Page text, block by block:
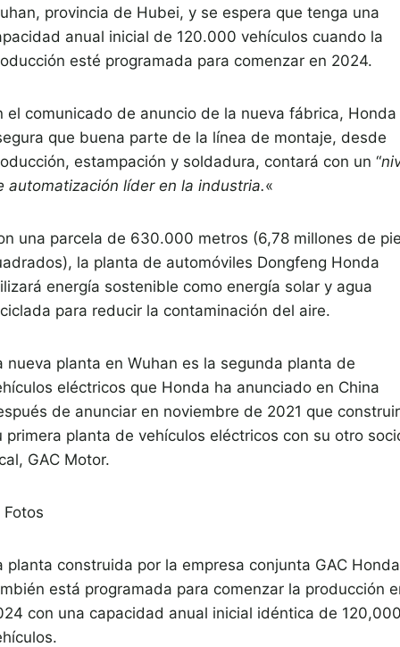
provincia de Hubei, y se espera que tenga una
anual inicial de 120.000 vehículos cuando la
esté programada para comenzar en 2024.
el comunicado de anuncio de la nueva fábrica, Honda
que buena parte de la línea de montaje, desde
estampación y soldadura, contará con un “
automatización líder en la industria.«
una parcela de 630.000 metros (6,78 millones de
la planta de automóviles Dongfeng Honda
energía sostenible como energía solar y agua
para reducir la contaminación del aire.
nueva planta en Wuhan es la segunda planta de
eléctricos que Honda ha anunciado en China
de anunciar en noviembre de 2021 que
primera planta de vehículos eléctricos con su otro
GAC Motor.
Fotos
planta construida por la empresa conjunta GAC ​​Honda
está programada para comenzar la producción
con una capacidad anual inicial idéntica de